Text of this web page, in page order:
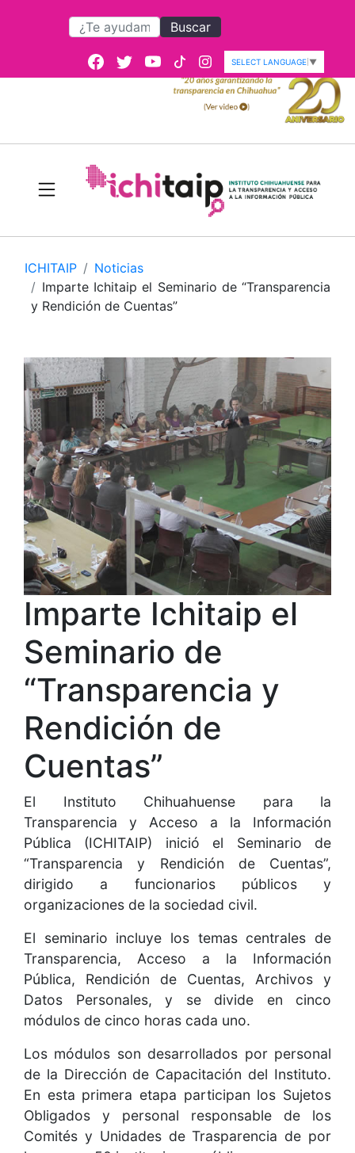
Buscar
SELECT LANGUAGE ▼
ICHITAIP
Noticias
Imparte Ichitaip el Seminario de “Transparencia
y Rendición de Cuentas”
Imparte Ichitaip el
Seminario de
“Transparencia y
Rendición de
Cuentas”
El Instituto Chihuahuense para la
Transparencia y Acceso a la Información
Pública (ICHITAIP) inició el Seminario de
“Transparencia y Rendición de Cuentas”,
dirigido a funcionarios públicos y
organizaciones de la sociedad civil.
El seminario incluye los temas centrales de
Transparencia, Acceso a la Información
Pública, Rendición de Cuentas, Archivos y
Datos Personales, y se divide en cinco
módulos de cinco horas cada uno.
Los módulos son desarrollados por personal
de la Dirección de Capacitación del Instituto.
En esta primera etapa participan los Sujetos
Obligados y personal responsable de los
Comités y Unidades de Trasparencia de por